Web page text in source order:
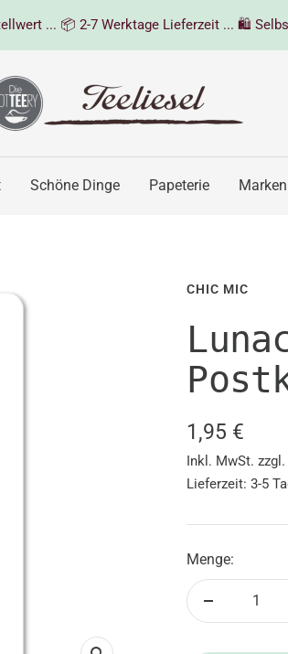
... 📦 2-7 Werktage Lieferzeit ... 🛍️
Schöne Dinge Papeterie Marken
CHIC MIC
1,95 €
Inkl. MwSt.
Lieferzeit: 3-5
Menge: